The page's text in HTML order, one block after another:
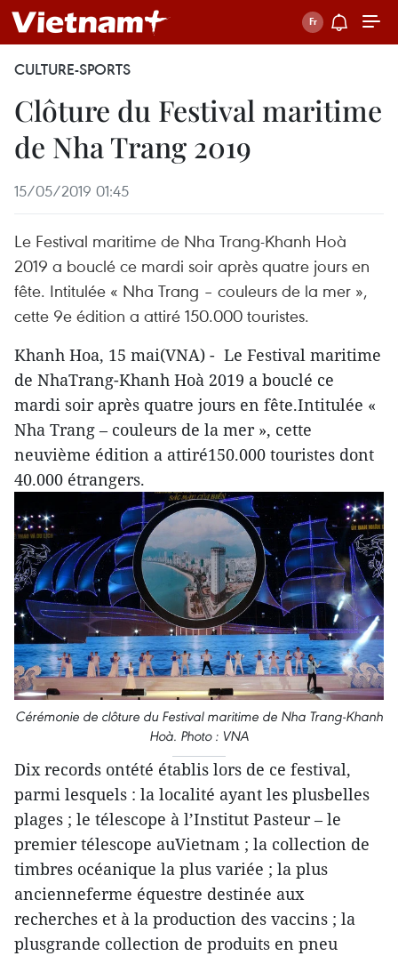
CULTURE-SPORTS
Clôture du Festival maritime
de Nha Trang 2019
15/05/2019 01:45
Le Festival maritime de Nha Trang-Khanh Hoà
2019 a bouclé ce mardi soir après quatre jours en
fête. Intitulée « Nha Trang – couleurs de la mer »,
cette 9e édition a attiré 150.000 touristes.
Khanh Hoa, 15 mai(VNA) - Le Festival maritime
de NhaTrang-Khanh Hoà 2019 a bouclé ce
mardi soir après quatre jours en fête.Intitulée «
Nha Trang – couleurs de la mer », cette
neuvième édition a attiré150.000 touristes dont
40.000 étrangers.
Cérémonie de clôture du Festival maritime de Nha Trang-Khanh
Hoà. Photo : VNA
Dix records ontété établis lors de ce festival,
parmi lesquels : la localité ayant les plusbelles
plages ; le télescope à l’Institut Pasteur – le
premier télescope auVietnam ; la collection de
timbres océanique la plus variée ; la plus
ancienneferme équestre destinée aux
recherches et à la production des vaccins ; la
plusgrande collection de produits en pneu